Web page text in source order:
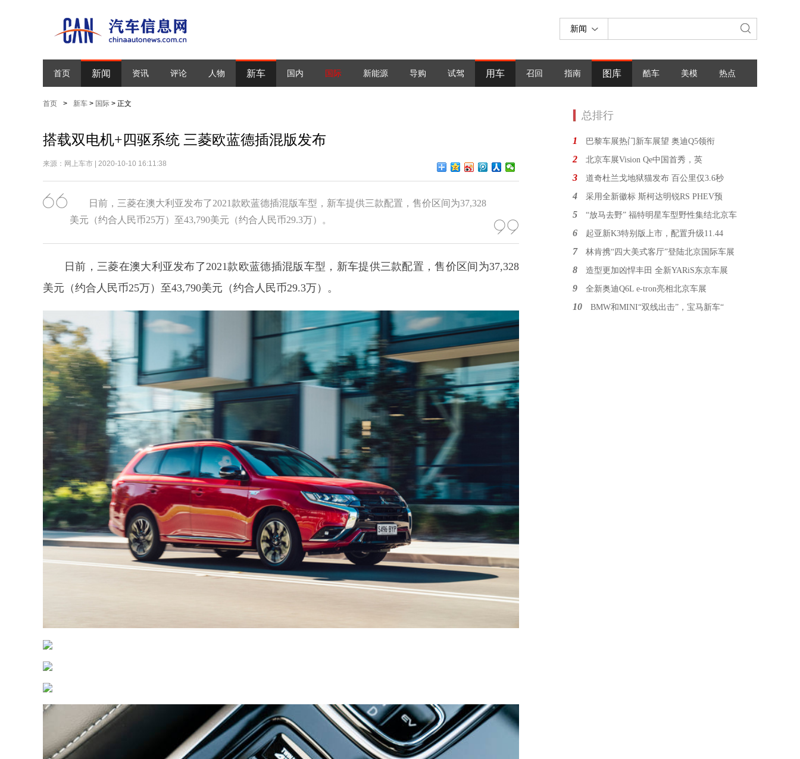
新闻
首页 新闻 资讯 评论 人物 新车 国内 国际 新能源 导购 试驾 用车 召回 指南 图库 酷车 美模 热点
首页 > 新车 > 国际 > 正文
搭载双电机+四驱系统 三菱欧蓝德插混版发布
来源：网上车市 | 2020-10-10 16:11:38
日前，三菱在澳大利亚发布了2021款欧蓝德插混版车型，新车提供三款配置，售价区间为37,328
美元（约合人民币25万）至43,790美元（约合人民币29.3万）。
日前，三菱在澳大利亚发布了2021款欧蓝德插混版车型，新车提供三款配置，售价区间为37,328
美元（约合人民币25万）至43,790美元（约合人民币29.3万）。
总排行
1 巴黎车展热门新车展望 奥迪Q5领衔
2 北京车展Vision Qe中国首秀，英
3 道奇杜兰戈地狱猫发布 百公里仅3.6秒
4 采用全新徽标 斯柯达明锐RS PHEV预
5 “放马去野” 福特明星车型野性集结北京车
6 起亚新K3特别版上市，配置升级11.44
7 林肯携“四大美式客厅”登陆北京国际车展
8 造型更加凶悍丰田 全新YARiS东京车展
9 全新奥迪Q6L e-tron亮相北京车展
10 BMW和MINI“双线出击”，宝马新车“